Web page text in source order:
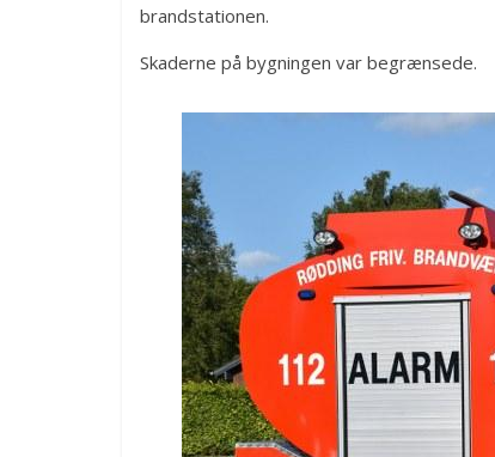
brandstationen.
Skaderne på bygningen var begrænsede.